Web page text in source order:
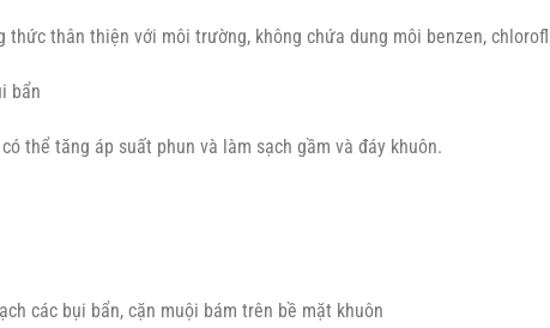
thức thân thiện với môi trường, không chứa dung môi benzen,
bẩn
thể tăng áp suất phun và làm sạch gầm và đáy khuôn.
các bụi bẩn, cặn muội bám trên bề mặt khuôn